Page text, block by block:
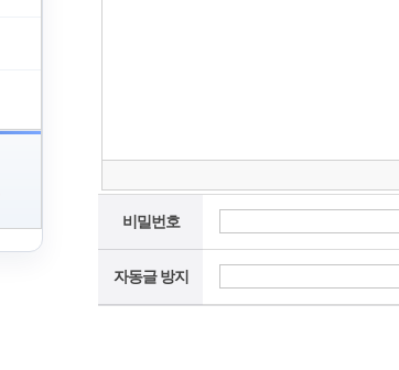
비밀번호
자동글 방지